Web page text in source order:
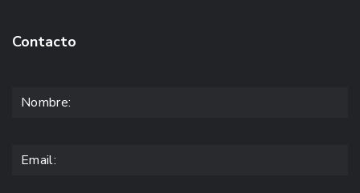
Contacto